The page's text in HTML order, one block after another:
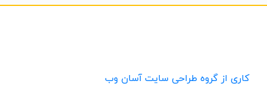
کاری از گروه طراحی سایت آسان وب